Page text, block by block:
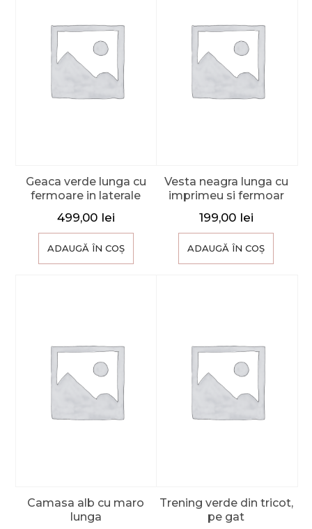
Geaca verde lunga cu
fermoare in laterale
499,00 lei
ADAUGĂ ÎN COȘ
Vesta neagra lunga cu
imprimeu si fermoar
199,00 lei
ADAUGĂ ÎN COȘ
Camasa alb cu maro
lunga
Trening verde din tricot,
pe gat